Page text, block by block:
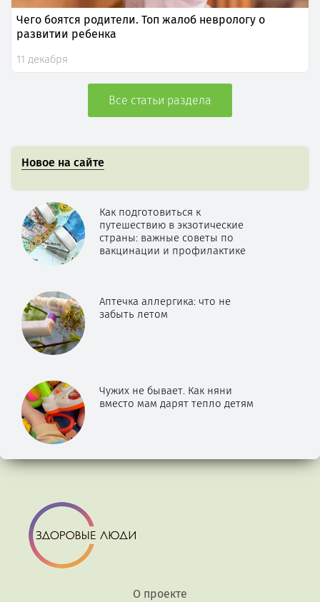
Чего боятся родители. Топ жалоб неврологу о
развитии ребенка
11 декабря
Все статьи раздела
Новое на сайте
Как подготовиться к
путешествию в экзотические
страны: важные советы по
вакцинации и профилактике
Аптечка аллергика: что не
забыть летом
Чужих не бывает. Как няни
вместо мам дарят тепло детям
О проекте